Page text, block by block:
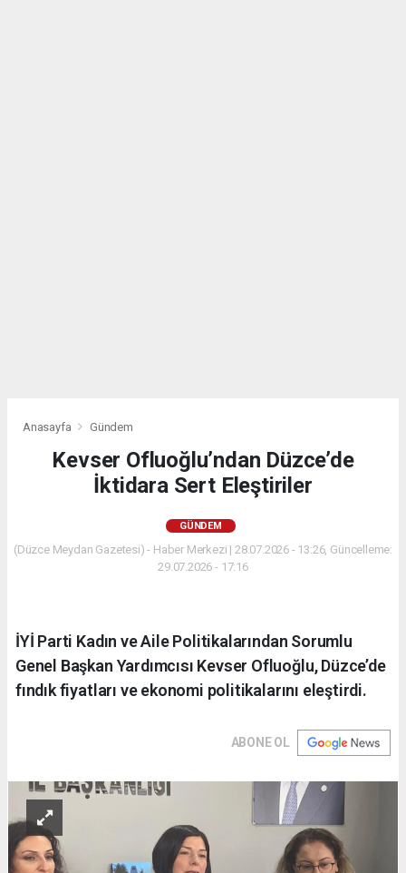
Anasayfa Gündem
Kevser Ofluoğlu’ndan Düzce’de
İktidara Sert Eleştiriler
GÜNDEM
(Düzce Meydan Gazetesi) - Haber Merkezi | 28.07.2026 - 13:26, Güncelleme:
29.07.2026 - 17:16
İYİ Parti Kadın ve Aile Politikalarından Sorumlu
Genel Başkan Yardımcısı Kevser Ofluoğlu, Düzce’de
fındık fiyatları ve ekonomi politikalarını eleştirdi.
ABONE OL